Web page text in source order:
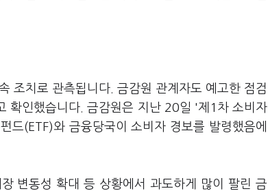
조치로 관측됩니다. 금감원 관계자도 예고한 점검
확인했습니다. 금감원은 지난 20일 '제1차 소비자
드(ETF)와 금융당국이 소비자 경보를 발령했음에
변동성 확대 등 상황에서 과도하게 많이 팔린 금